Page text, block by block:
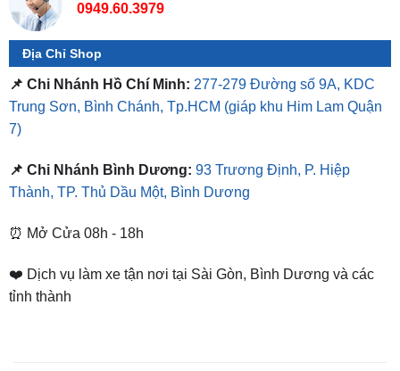
Địa Chỉ Shop
📌 Chi Nhánh Hồ Chí Minh: 277-279 Đường số 9A, KDC
Trung Sơn, Bình Chánh, Tp.HCM
7)
📌 Chi Nhánh Bình Dương:
⏰ Mở Cửa 08h - 18h
❤️ Dịch vụ làm xe tận nơi tại Sài Gòn, Bình Dương và các